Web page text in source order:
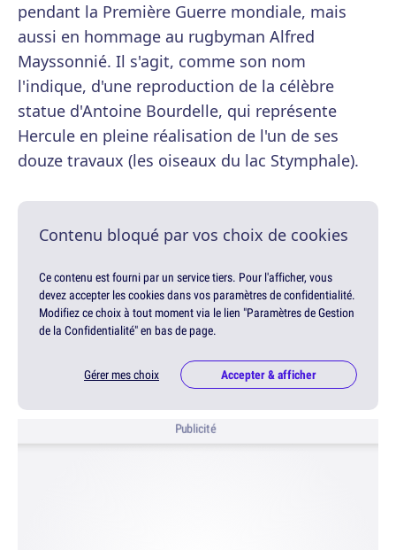
pendant la Première Guerre mondiale, mais
aussi en hommage au rugbyman Alfred
Mayssonnié. Il s'agit, comme son nom
l'indique, d'une reproduction de la célèbre
statue d'Antoine Bourdelle, qui représente
Hercule en pleine réalisation de l'un de ses
douze travaux (les oiseaux du lac Stymphale).
Contenu bloqué par vos choix de cookies
Ce contenu est fourni par un service tiers. Pour l'afficher, vous
devez accepter les cookies dans vos paramètres de confidentialité.
Modifiez ce choix à tout moment via le lien "Paramètres de Gestion
de la Confidentialité" en bas de page.
Gérer mes choix Accepter & afficher
Publicité